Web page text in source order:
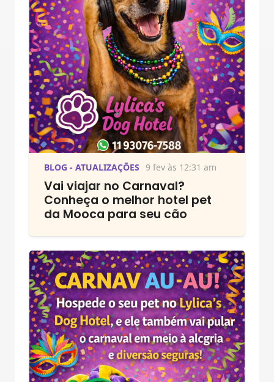
BLOG - ATUALIZAÇÕES 9 fev às 12:31 am
Vai viajar no Carnaval?
Conheça o melhor hotel pet
da Mooca para seu cão